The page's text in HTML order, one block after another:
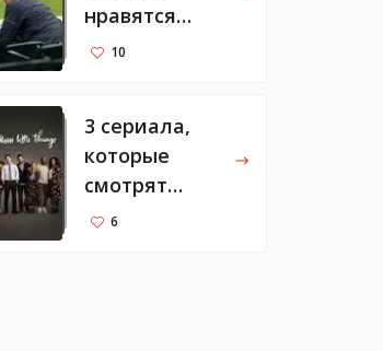
нравятся
Марку
10
3 сериала,
которые
смотрят
Мелинда и
6